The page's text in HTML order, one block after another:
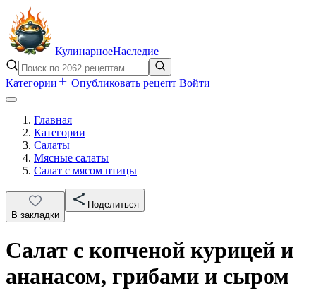
КулинарноеНаследие
Категории Опубликовать рецепт Войти
Главная
Категории
Салаты
Мясные салаты
Салат с мясом птицы
В закладки
Поделиться
Салат с копченой курицей и
ананасом, грибами и сыром